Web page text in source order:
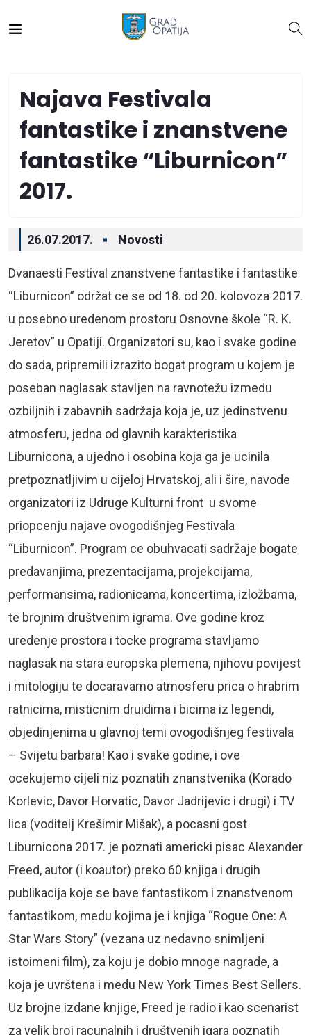
Najava Festivala
fantastike i znanstvene
fantastike “Liburnicon”
2017.
26.07.2017. Novosti
Dvanaesti Festival znanstvene fantastike i fantastike
“Liburnicon” održat ce se od 18. od 20. kolovoza 2017.
u posebno uredenom prostoru Osnovne škole “R. K.
Jeretov” u Opatiji. Organizatori su, kao i svake godine
do sada, pripremili izrazito bogat program u kojem je
poseban naglasak stavljen na ravnotežu izmedu
ozbiljnih i zabavnih sadržaja koja je, uz jedinstvenu
atmosferu, jedna od glavnih karakteristika
Liburnicona, a ujedno i osobina koja ga je ucinila
pretpoznatljivim u cijeloj Hrvatskoj, ali i šire, navode
organizatori iz Udruge Kulturni front u svome
priopcenju najave ovogodišnjeg Festivala
“Liburnicon”. Program ce obuhvacati sadržaje bogate
predavanjima, prezentacijama, projekcijama,
performansima, radionicama, koncertima, izložbama,
te brojnim društvenim igrama. Ove godine kroz
uredenje prostora i tocke programa stavljamo
naglasak na stara europska plemena, njihovu povijest
i mitologiju te docaravamo atmosferu prica o hrabrim
ratnicima, misticnim druidima i bicima iz legendi,
objedinjenima u glavnoj temi ovogodišnjeg festivala
– Svijetu barbara! Kao i svake godine, i ove
ocekujemo cijeli niz poznatih znanstvenika (Korado
Korlevic, Davor Horvatic, Davor Jadrijevic i drugi) i TV
lica (voditelj Krešimir Mišak), a pocasni gost
Liburnicona 2017. je poznati americki pisac Alexander
Freed, autor (i koautor) preko 60 knjiga i drugih
publikacija koje se bave fantastikom i znanstvenom
fantastikom, medu kojima je i knjiga “Rogue One: A
Star Wars Story” (vezana uz nedavno snimljeni
istoimeni film), za koju je dobio mnoge nagrade, a
koja je uvrštena i medu New York Times Best Sellers.
Uz brojne izdane knjige, Freed je radio i kao scenarist
za velik broj racunalnih i društvenih igara poznatih